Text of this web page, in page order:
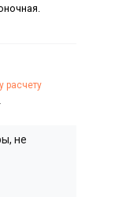
расчету
не